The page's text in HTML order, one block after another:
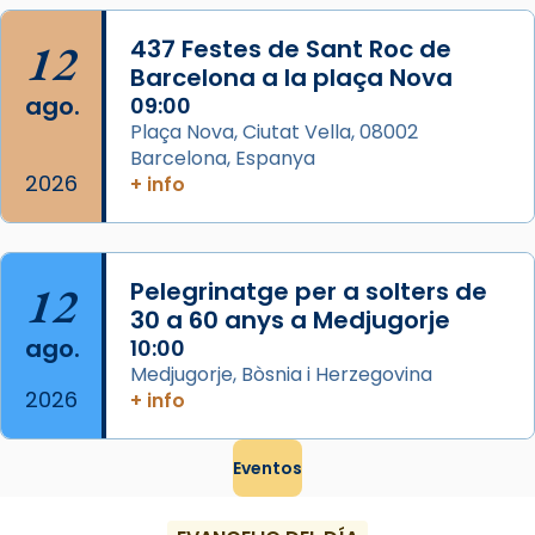
Foto
View on Facebook · Share
12
ago.
2026
437 Festes de Sant Roc de
Barcelona a la plaça Nova
09:00
Plaça Nova, Ciutat Vella, 08002
Barcelona, Espanya
+ info
12
ago.
2026
Pelegrinatge per a solters de
30 a 60 anys a Medjugorje
10:00
Medjugorje, Bòsnia i Herzegovina
+ info
Eventos